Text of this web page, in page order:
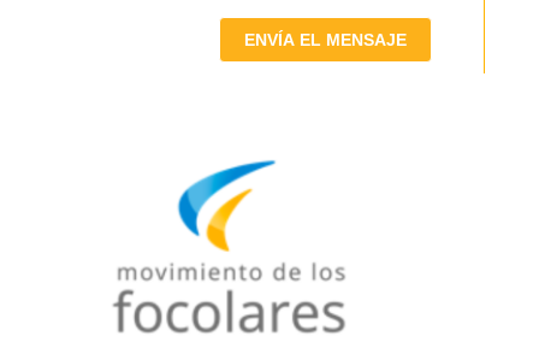
ENVÍA EL MENSAJE